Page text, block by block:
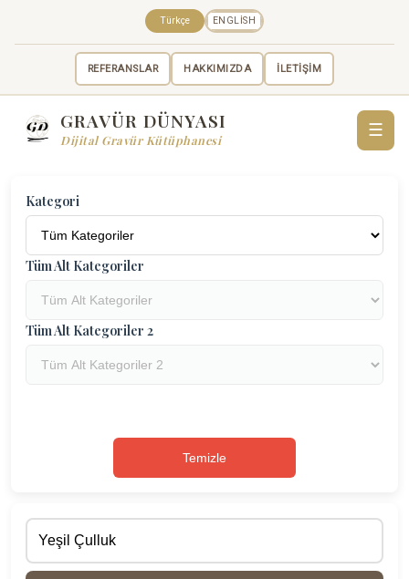
REFERANSLAR HAKKIMIZDA İLETİŞİM
Türkçe ENGLISH
GRAVÜR DÜNYASI
Dijital Gravür Kütüphanesi
☰
Kategori
Tüm Alt Kategoriler
Tüm Alt Kategoriler 2
Temizle